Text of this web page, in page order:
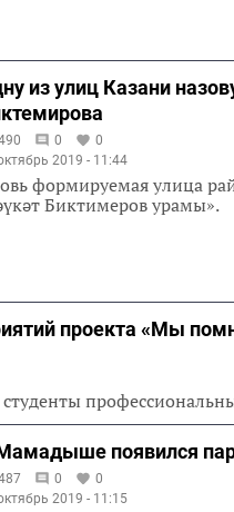
из улиц Казани
0
0
2019 - 11:44
формируемая улица
Биктимеров урамы».
проекта «Мы
появился
0
0
2019 - 11:15